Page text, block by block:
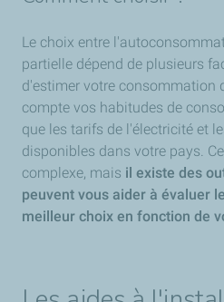
Le choix entre
partielle dépend de plusieurs
d'estimer votre consommation
compte vos habitudes de
que les tarifs de l'électricité et
disponibles dans votre pays.
complexe, mais il existe des
peuvent vous aider à évaluer
meilleur choix en fonction de